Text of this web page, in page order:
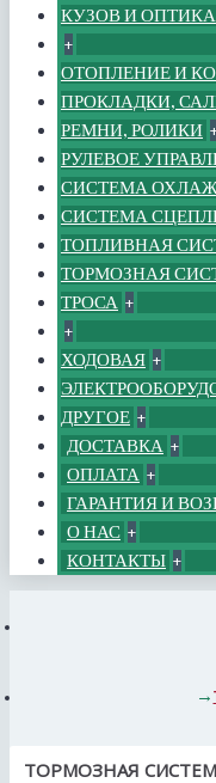
КУЗОВ И ОПТИКА
+
ОТОПЛЕНИЕ И
ПРОКЛАДКИ,
РЕМНИ, РОЛИКИ
РУЛЕВОЕ
СИСТЕМА
СИСТЕМА
ТОПЛИВНАЯ
ТОРМОЗНАЯ
ТРОСА +
+
ХОДОВАЯ +
ДРУГОЕ +
ДОСТАВКА +
ОПЛАТА +
ГАРАНТИЯ И
О НАС +
КОНТАКТЫ +
ТОРМОЗНАЯ